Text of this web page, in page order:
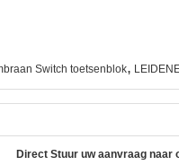
Switch toetsenblok,
Direct Stuur uw aanvraag naar